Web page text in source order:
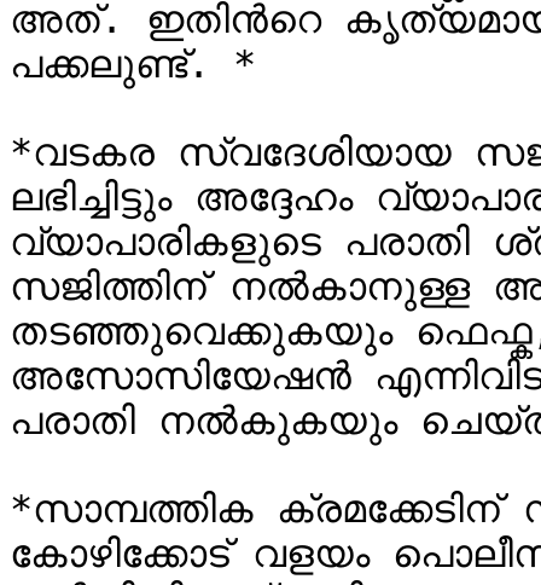
അത്. ഇതിന്‍റെ
പക്കലുണ്ട്. *
*വടകര സ്വദേശിയായ
ലഭിച്ചിട്ടും അദ്ദേഹം
വ്യാപാരികളുടെ പരാതി
സജിത്തിന്
തടഞ്ഞുവെക്കുകയും
അസോസിയേഷന്‍
പരാതി നല്‍കുകയും
*സാമ്പത്തിക ക്രമക്കേടിന്
കോഴിക്കോട് വളയം